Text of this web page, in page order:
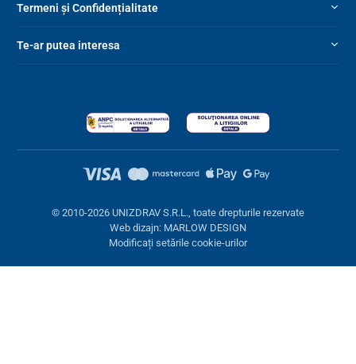
Termeni și Confidențialitate
Te-ar putea interesa
© 2010-2026 UNIZDRAV S.R.L., toate drepturile rezervate
Web dizajn: MARLOW DESIGN
Modificați setările cookie-urilor